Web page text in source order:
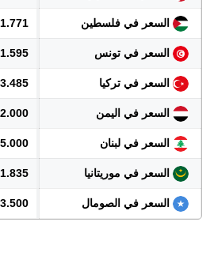
السعر في فلسطين 1.771 شيكل
السعر في تونس 1.595 دينار
السعر في تركيا 23.485
السعر في اليمن 132.000
السعر في لبنان
السعر في موريتانيا 21.835
السعر في الصومال